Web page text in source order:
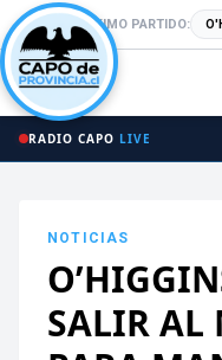
PRÓXIMO PARTIDO:
RADIO CAPO LIVE
NOTICIAS
SALIR AL